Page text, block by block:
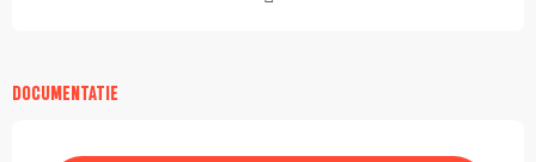
DOCUMENTATIE